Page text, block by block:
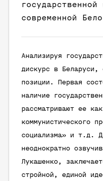
государственной
современной
Анализируя
дискурс в Беларуси,
позиции. Первая
наличие
рассматривают ее
коммунистического
социализма» и т.д.
неоднократно
Лукашенко,
стройной, единой